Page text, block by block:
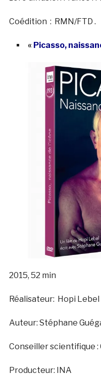
Coédition : RMN/FTD .
« Picasso,
2015, 52 min
Réalisateur: Hopi Lebel
Auteur: Stéphane
Conseiller scientifique :
Producteur: INA